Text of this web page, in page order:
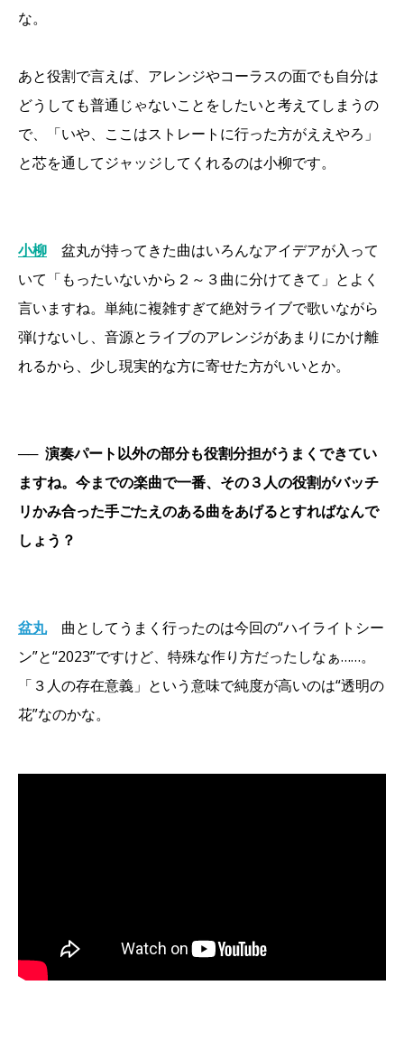
な。
あと役割で言えば、アレンジやコーラスの面でも自分は
どうしても普通じゃないことをしたいと考えてしまうの
で、「いや、ここはストレートに行った方がええやろ」
と芯を通してジャッジしてくれるのは小柳です。
小柳
盆丸が持ってきた曲はいろんなアイデアが入って
いて「もったいないから２～３曲に分けてきて」とよく
言いますね。単純に複雑すぎて絶対ライブで歌いながら
弾けないし、音源とライブのアレンジがあまりにかけ離
れるから、少し現実的な方に寄せた方がいいとか。
── 演奏パート以外の部分も役割分担がうまくできてい
ますね。今までの楽曲で一番、その３人の役割がバッチ
リかみ合った手ごたえのある曲をあげるとすればなんで
しょう？
盆丸
曲としてうまく行ったのは今回の“ハイライトシー
ン”と“2023”ですけど、特殊な作り方だったしなぁ……。
「３人の存在意義」という意味で純度が高いのは“透明の
花”なのかな。